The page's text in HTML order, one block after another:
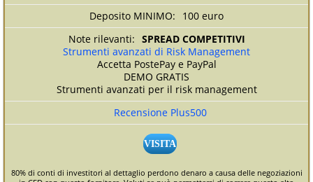
100 euro
SPREAD COMPETITIVI
Strumenti avanzati di Risk Management
Accetta PostePay e PayPal
DEMO GRATIS
Strumenti avanzati per il risk management
Recensione Plus500
VISITA
80% di conti di investitori al dettaglio perdono denaro a causa delle negoziazioni